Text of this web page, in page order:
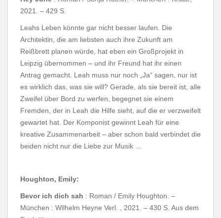
2021. – 429 S.
Leahs Leben könnte gar nicht besser laufen. Die
Architektin, die am liebsten auch ihre Zukunft am
Reißbrett planen würde, hat eben ein Großprojekt in
Leipzig übernommen – und ihr Freund hat ihr einen
Antrag gemacht. Leah muss nur noch „Ja“ sagen, nur ist
es wirklich das, was sie will? Gerade, als sie bereit ist, alle
Zweifel über Bord zu werfen, begegnet sie einem
Fremden, der in Leah die Hilfe sieht, auf die er verzweifelt
gewartet hat. Der Komponist gewinnt Leah für eine
kreative Zusammenarbeit – aber schon bald verbindet die
beiden nicht nur die Liebe zur Musik …
Houghton, Emily:
Bevor ich dich sah : Roman / Emily Houghton. –
München : Wilhelm Heyne Verl. , 2021. – 430 S. Aus dem